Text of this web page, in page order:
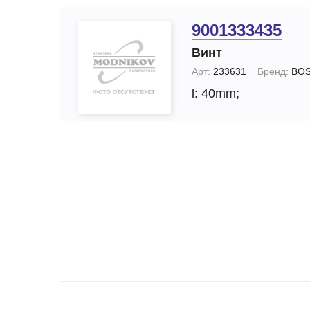
9001333435
Винт
Арт: 233631 Бренд:
l: 40mm;